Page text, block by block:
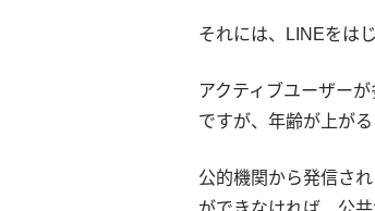
それには、LINEをは
アクティブユーザー
ですが、年齢が上が
公的機関から発信され